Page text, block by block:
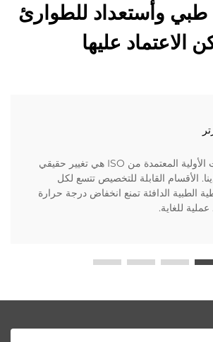
وأستعداد للطوارئ
الاعتماد عليها
إن حزم الإسعافات الأولية المعتمدة من ISO هي تغيير حقيقي
الأقسام القابلة للتخصيص تتسع لكل
الطبية الدافئة تمنع انخفاض درجة حرارة
للغاية.